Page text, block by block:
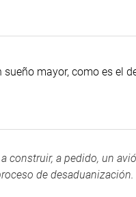
mayor, como es el
construir, a pedido, un
de